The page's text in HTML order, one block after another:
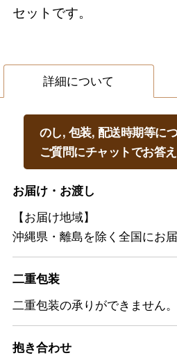
セットです。
詳細について
のし, 包装, 配送時期等に
ご質問にチャットでお答え
お届け・お渡し
【お届け地域】
沖縄県・離島を除く全国にお
二重包装
二重包装の承りができません。
抱き合わせ